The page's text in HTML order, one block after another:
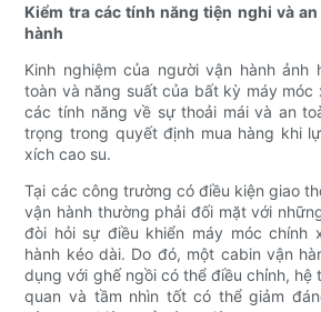
Kiểm tra các tính năng tiện nghi và
hành
Kinh nghiệm của người vận hành ảnh
toàn và năng suất của bất kỳ máy
các tính năng về sự thoải mái và an
trọng trong quyết định mua hàng khi
xích cao su.
Tại các công trường có điều kiện giao
vận hành thường phải đối mặt với
đòi hỏi sự điều khiển máy móc chính
hành kéo dài. Do đó, một cabin vận
dụng với ghế ngồi có thể điều chỉnh, hệ
quan và tầm nhìn tốt có thể giảm